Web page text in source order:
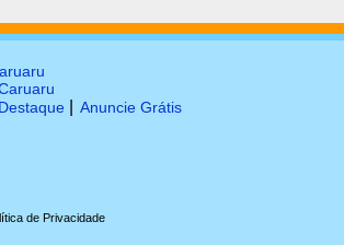
Anuncie Grátis
de Privacidade